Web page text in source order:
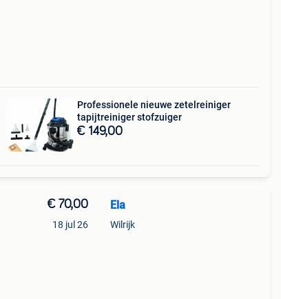
Professionele nieuwe zetelreiniger
tapijtreiniger stofzuiger
€ 149,00
€ 70,00
18 jul 26
Ela
Wilrijk